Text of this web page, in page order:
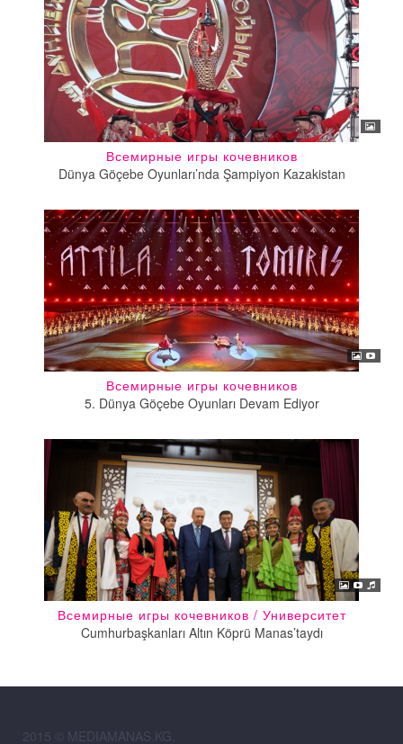
Всемирные игры кочевников
Dünya Göçebe Oyunları’nda Şampiyon Kazakistan
Всемирные игры кочевников
5. Dünya Göçebe Oyunları Devam Ediyor
Всемирные игры кочевников / Университет
Cumhurbaşkanları Altın Köprü Manas’taydı
2015 © MEDIAMANAS.KG.